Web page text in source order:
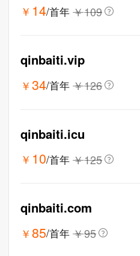
￥ 14/首年 ￥109
qinbaiti.vip
￥ 34/首年 ￥126
qinbaiti.icu
￥ 10/首年 ￥125
qinbaiti.com
￥ 85/首年 ￥95